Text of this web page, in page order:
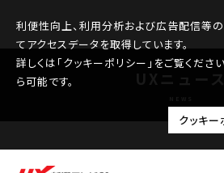
利便性向上、利用分析および広告配信等
てアクセスデータを取得しています。
詳しくは「クッキーポリシー」をご覧くださ
ら可能です。
クッキー
2026.03.18